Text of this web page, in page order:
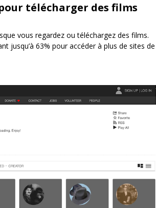
télécharger des films
vous regardez ou téléchargez des films.
jusqu’à 63% pour accéder à plus de sites de